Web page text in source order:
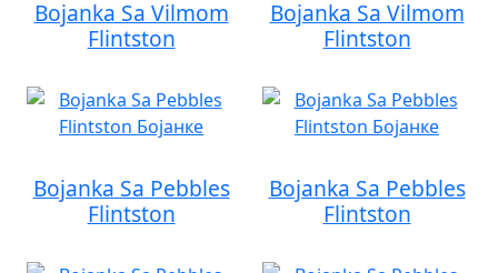
Bojanka Sa Vilmom
Flintston
Bojanka Sa Vilmom
Flintston
Bojanka Sa Pebbles
Flintston
Bojanka Sa Pebbles
Flintston